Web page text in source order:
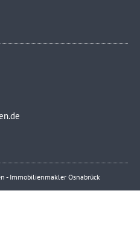
- Immobilienmakler Osnabrück